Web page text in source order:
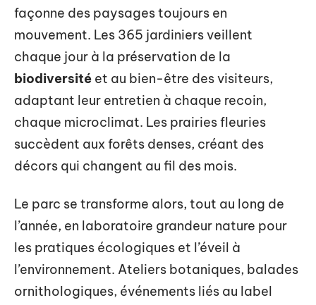
façonne des paysages toujours en
mouvement. Les 365 jardiniers veillent
chaque jour à la préservation de la
biodiversité et au bien-être des visiteurs,
adaptant leur entretien à chaque recoin,
chaque microclimat. Les prairies fleuries
succèdent aux forêts denses, créant des
décors qui changent au fil des mois.
Le parc se transforme alors, tout au long de
l’année, en laboratoire grandeur nature pour
les pratiques écologiques et l’éveil à
l’environnement. Ateliers botaniques, balades
ornithologiques, événements liés au label